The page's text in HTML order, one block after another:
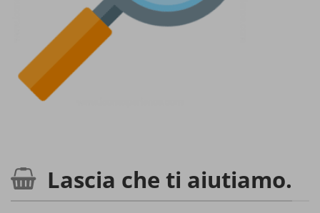
Lascia che ti aiutiamo.